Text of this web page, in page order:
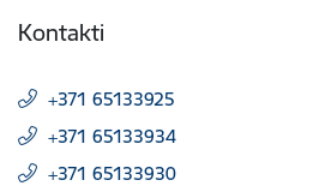
Kontakti
+371 65133925
+371 65133934
+371 65133930